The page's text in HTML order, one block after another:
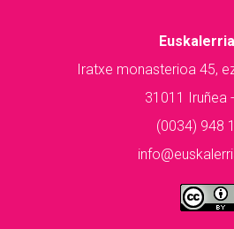
Iratxe monasterioa 45,
31011 Iruñea
(0034) 948